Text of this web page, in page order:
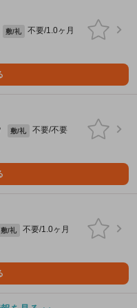
敷/礼
不要/1.0ヶ月
敷/礼
不要/不要
敷/礼
不要/1.0ヶ月